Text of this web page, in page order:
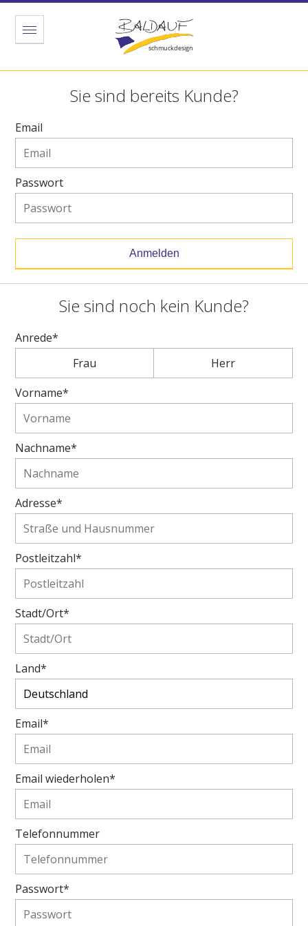
Sie sind bereits Kunde?
Email
Passwort
Anmelden
Sie sind noch kein Kunde?
Anrede*
Frau
Herr
Vorname*
Nachname*
Adresse*
Postleitzahl*
Stadt/Ort*
Land*
Email*
Email wiederholen*
Telefonnummer
Passwort*